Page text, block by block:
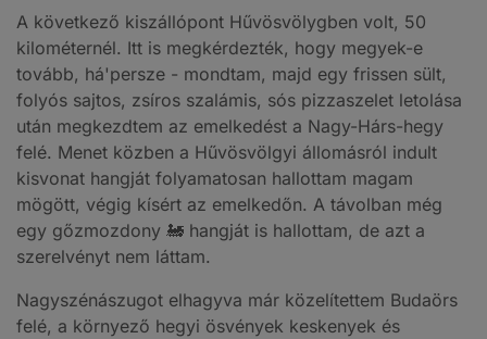
A következő kiszállópont Hűvösvölygben volt, 50
kilométernél. Itt is megkérdezték, hogy megyek-e
tovább, há'persze - mondtam, majd egy frissen sült,
folyós sajtos, zsíros szalámis, sós pizzaszelet letolása
után megkezdtem az emelkedést a Nagy-Hárs-hegy
felé. Menet közben a Hűvösvölgyi állomásról indult
kisvonat hangját folyamatosan hallottam magam
mögött, végig kísért az emelkedőn. A távolban még
egy gőzmozdony 🚂 hangját is hallottam, de azt a
szerelvényt nem láttam.
Nagyszénászugot elhagyva már közelítettem Budaörs
felé, a környező hegyi ösvények keskenyek és